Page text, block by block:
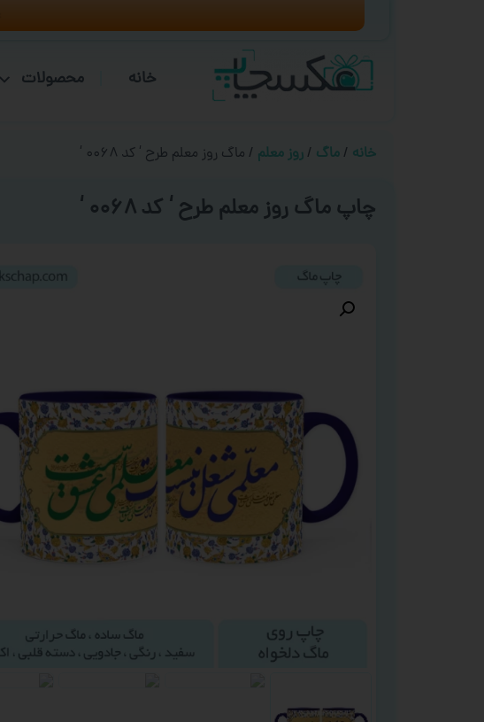
خانه محصولات
خانه / ماگ / روز معلم / ماگ روز معلم طرح ‘ کد ۰۰۶۸ ‘
چاپ ماگ روز معلم طرح ‘ کد ۰۰۶۸ ‘